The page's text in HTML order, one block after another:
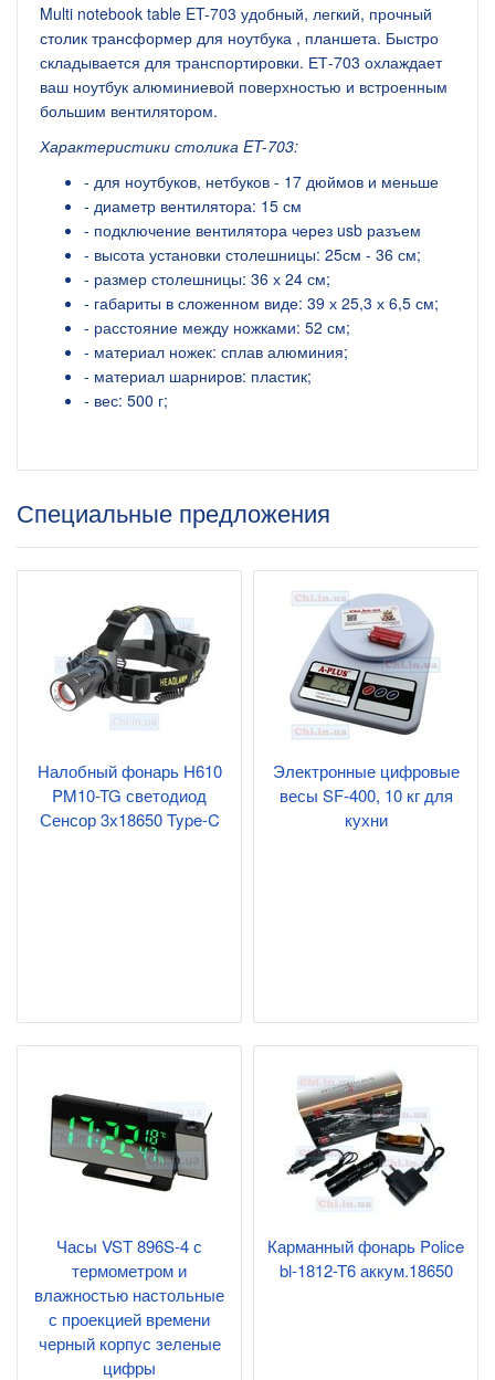
Multi notebook table ET-703 удобный, легкий, прочный
столик трансформер для ноутбука , планшета. Быстро
складывается для транспортировки. ЕТ-703 охлаждает
ваш ноутбук алюминиевой поверхностью и встроенным
большим вентилятором.
Характеристики столика ET-703:
- для ноутбуков, нетбуков - 17 дюймов и меньше
- диаметр вентилятора: 15 см
- подключение вентилятора через usb разъем
- высота установки столешницы: 25см - 36 см;
- размер столешницы: 36 х 24 см;
- габариты в сложенном виде: 39 х 25,3 х 6,5 см;
- расстояние между ножками: 52 см;
- материал ножек: сплав алюминия;
- материал шарниров: пластик;
- вес: 500 г;
Специальные предложения
Налобный фонарь H610
PM10-TG светодиод
Сенсор 3х18650 Type-C
Электронные цифровые
весы SF-400, 10 кг для
кухни
Часы VST 896S-4 с
термометром и
влажностью настольные
с проекцией времени
черный корпус зеленые
цифры
Карманный фонарь Police
bl-1812-T6 аккум.18650